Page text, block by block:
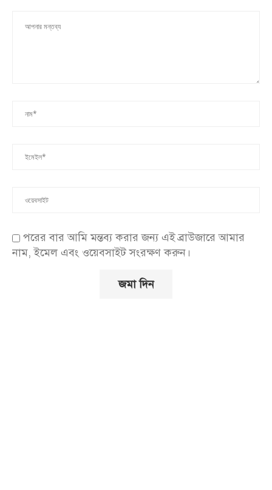
পরের বার আমি মন্তব্য করার জন্য এই ব্রাউজারে আমার
নাম, ইমেল এবং ওয়েবসাইট সংরক্ষণ করুন।